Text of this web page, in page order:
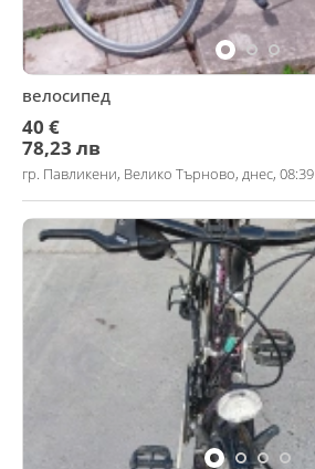
велосипед
40 €
78,23 лв
гр. Павликени, Велико Търново, днес, 08:39